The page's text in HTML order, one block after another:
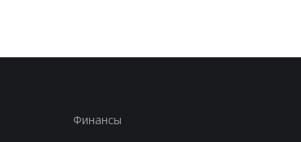
Финансы